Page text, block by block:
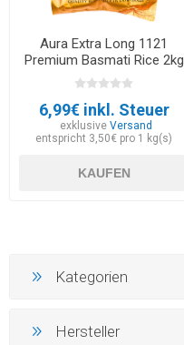
Aura Extra Long 1121
Premium Basmati Rice 2kg
6,99€ inkl. Steuer
exklusiveVersand
entspricht 3,50€ pro 1 kg(s)
KAUFEN
Kategorien
Hersteller